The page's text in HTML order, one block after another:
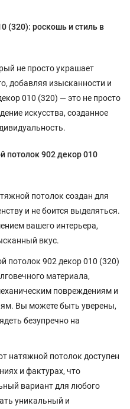
(320): роскошь и стиль в
не просто украшает
добавляя изысканности и
010 (320) — это не просто
искусства, созданное
потолок 902 декор 010
потолок создан для
и не боится выделяться.
вашего интерьера,
вкус.
потолок 902 декор 010 (320)
материала,
повреждениям и
Вы можете быть уверены,
безупречно на
натяжной потолок доступен
и фактурах, что
вариант для любого
уникальный и